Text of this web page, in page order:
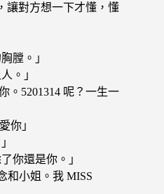
讓對方想一下才懂，懂
膛。」
。」
。5201314 呢？一生一
你」
你還是你。」
和小姐。我 MISS